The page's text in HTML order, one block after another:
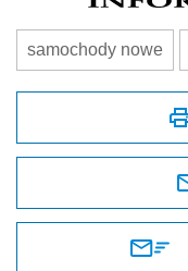
samochody nowe